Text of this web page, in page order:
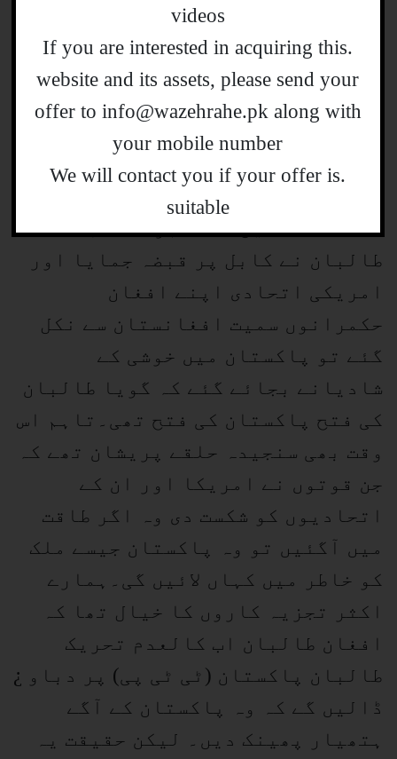
خیبر پختونخوا میں دہشت گردی کی لہر
دوبارہ کیسے آئی؟ کیوں آئی؟ اور اس کا
مستقبل کیا ہوگا؟یہ جاننے کے لیے ہمیں
اگست 2021 میں جانا ہوگا۔ جب
طالبان نے کابل پر قبضہ جمایا اور
امریکی اتحادی اپنے افغان
حکمرانوں سمیت افغانستان سے نکل
گئے تو پاکستان میں خوشی کے
شادیانے بجائے گئے کہ گویا طالبان
کی فتح پاکستان کی فتح تھی۔تاہم اس
وقت بھی سنجیدہ حلقے پریشان تھے کہ
جن قوتوں نے امریکا اور ان کے
اتحادیوں کو شکست دی وہ اگر طاقت
میں آگئیں تو وہ پاکستان جیسے ملک
کو خاطر میں کہاں لائیں گی۔ہمارے
اکثر تجزیہ کاروں کا خیال تھا کہ
افغان طالبان اب کالعدم تحریک
طالبان پاکستان (ٹی ٹی پی) پر دباو ¿
ڈالیں گے کہ وہ پاکستان کے آگے
ہتھیار پھینک دیں۔ لیکن حقیقت یہ
videos
.If you are interested in acquiring this
website and its assets, please send your
offer to info@wazehrahe.pk along with
your mobile number
.We will contact you if your offer is
suitable